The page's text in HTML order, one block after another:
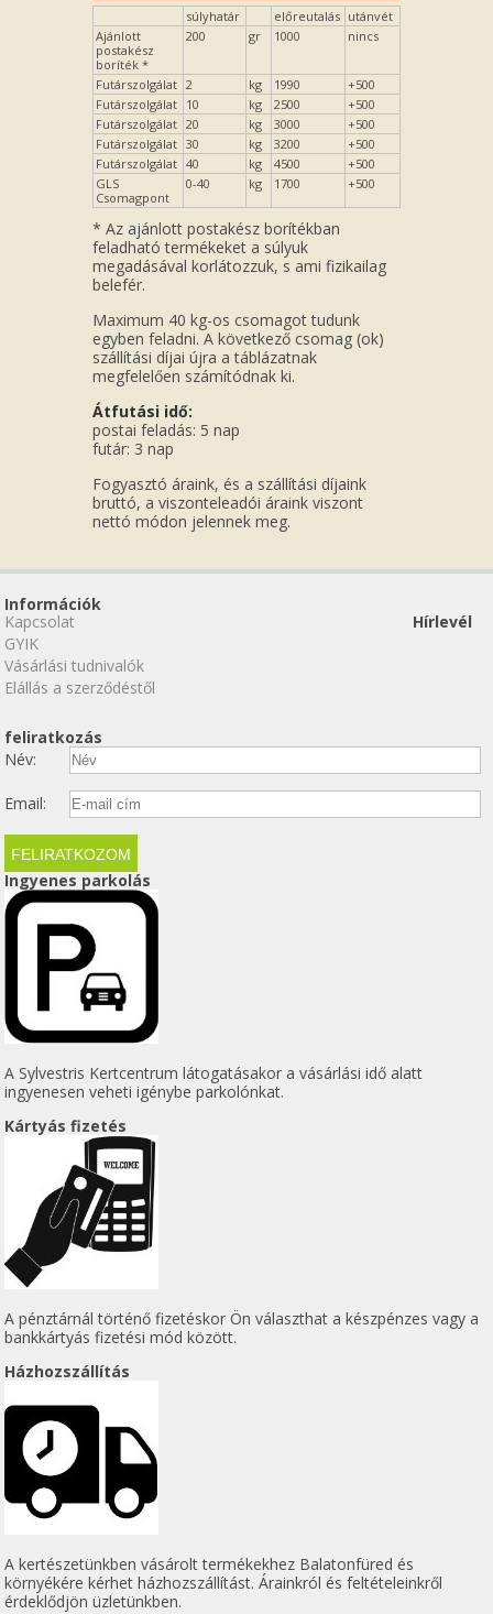
súlyhatár előreutalás utánvét
Ajánlott
postakész
boríték *
200 gr 1000 nincs
Futárszolgálat 2 kg 1990
+500
Futárszolgálat 10 kg 2500
+500
Futárszolgálat 20 kg 3000
+500
Futárszolgálat 30 kg 3200
+500
Futárszolgálat 40 kg 4500
+500
GLS
Csomagpont
0-40 kg 1700 +500
* Az ajánlott postakész borítékban
feladható termékeket a súlyuk
megadásával korlátozzuk, s ami fizikailag
belefér.
Maximum 40 kg-os csomagot tudunk
egyben feladni. A következő csomag (ok)
szállítási díjai újra a táblázatnak
megfelelően számítódnak ki.
Átfutási idő:
postai feladás: 5 nap
futár: 3 nap
Fogyasztó áraink, és a szállítási díjaink
bruttó, a viszonteleadói áraink viszont
nettó módon jelennek meg.
Információk
Kapcsolat
GYIK
Vásárlási tudnivalók
Elállás a szerződéstől
Hírlevél
feliratkozás
Név:
Email:
Ingyenes parkolás
A Sylvestris Kertcentrum látogatásakor a vásárlási idő alatt
ingyenesen veheti igénybe parkolónkat.
Kártyás fizetés
A pénztárnál történő fizetéskor Ön választhat a készpénzes vagy a
bankkártyás fizetési mód között.
Házhozszállítás
A kertészetünkben vásárolt termékekhez Balatonfüred és
környékére kérhet házhozszállítást. Árainkról és feltételeinkről
érdeklődjön üzletünkben.